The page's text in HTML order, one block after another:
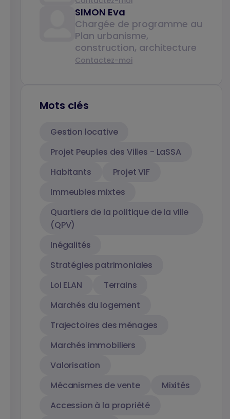
SIMON Eva
Chargée de programme au
Plan urbanisme,
construction, architecture
Contactez-moi
Mots clés
Gestion locative
Projet Peuples des Villes - LaSSA
Habitants
Projet VIF
Immeubles mixtes
Quartiers de la politique de la ville
(QPV)
Inégalités
Stratégies patrimoniales
Loi ELAN
Terrains
Marchés du logement
Trajectoires des ménages
Marchés immobiliers
Valorisation
Mécanismes de vente
Mixités
Accession à la propriété